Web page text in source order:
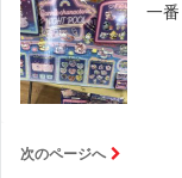
一
次のページへ